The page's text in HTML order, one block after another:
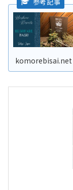
komorebisai.net